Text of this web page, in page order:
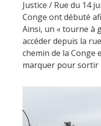
Justice / Rue du 14
Conge ont débuté
Ainsi, un « tourne à
accéder depuis la
chemin de la Conge
marquer pour sortir